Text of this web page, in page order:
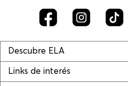
Descubre ELA
Links de interés